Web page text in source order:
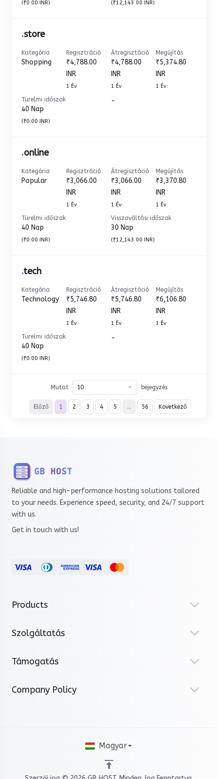
(₹0.00 INR) (₹12,143.00 INR)
.store
Kategória
Shopping
Regisztráció
₹4,788.00
INR
1 Év
Átregisztáció
₹4,788.00
INR
1 Év
Megújítás
₹5,374.80
INR
1 Év
Türelmi időszak
40 Nap
(₹0.00 INR)
-
.online
Kategória
Popular
Regisztráció
₹3,066.00
INR
1 Év
Átregisztáció
₹3,066.00
INR
1 Év
Megújítás
₹3,370.80
INR
1 Év
Türelmi időszak
40 Nap
(₹0.00 INR)
Visszaváltási időszak
30 Nap
(₹12,143.00 INR)
.tech
Kategória
Technology
Regisztráció
₹5,746.80
INR
1 Év
Átregisztáció
₹5,746.80
INR
1 Év
Megújítás
₹6,106.80
INR
1 Év
Türelmi időszak
40 Nap
(₹0.00 INR)
-
Előző 1 2 3 4 5 … 56 Következő
Mutat bejegyzés
Reliable and high-performance hosting solutions tailored
to your needs. Experience speed, security, and 24/7 support
with us.
Get in touch with us!
Products
Szolgáltatás
Támogatás
Company Policy
Magyar